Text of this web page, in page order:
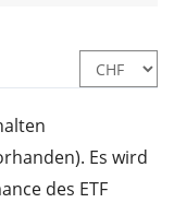
Es wird
des ETF